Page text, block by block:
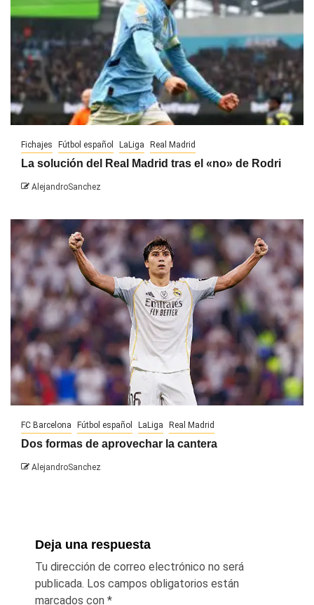
Fichajes Fútbol español LaLiga Real Madrid
La solución del Real Madrid tras el «no» de Rodri
AlejandroSanchez
FC Barcelona Fútbol español LaLiga Real Madrid
Dos formas de aprovechar la cantera
AlejandroSanchez
Deja una respuesta
Tu dirección de correo electrónico no será
publicada. Los campos obligatorios están
marcados con *